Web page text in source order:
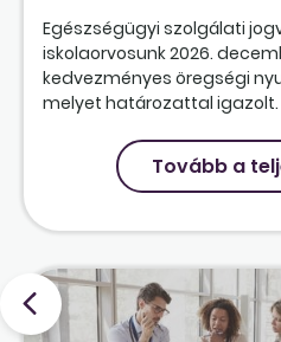
Egészségügyi szolgálati
iskolaorvosunk 2026.
kedvezményes öregségi
melyet határozattal igazolt.
Tovább a